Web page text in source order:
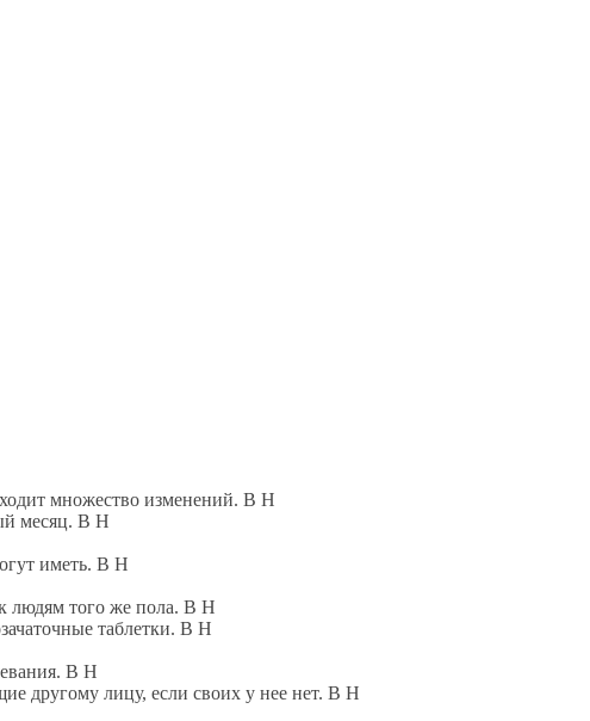
множество изменений. В Н
месяц. В Н
иметь. В Н
людям того же пола. В Н
таблетки. В Н
В Н
другому лицу, если своих у нее нет. В Н